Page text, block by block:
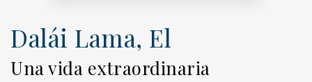
Dalái Lama, El
Una vida extraordinaria